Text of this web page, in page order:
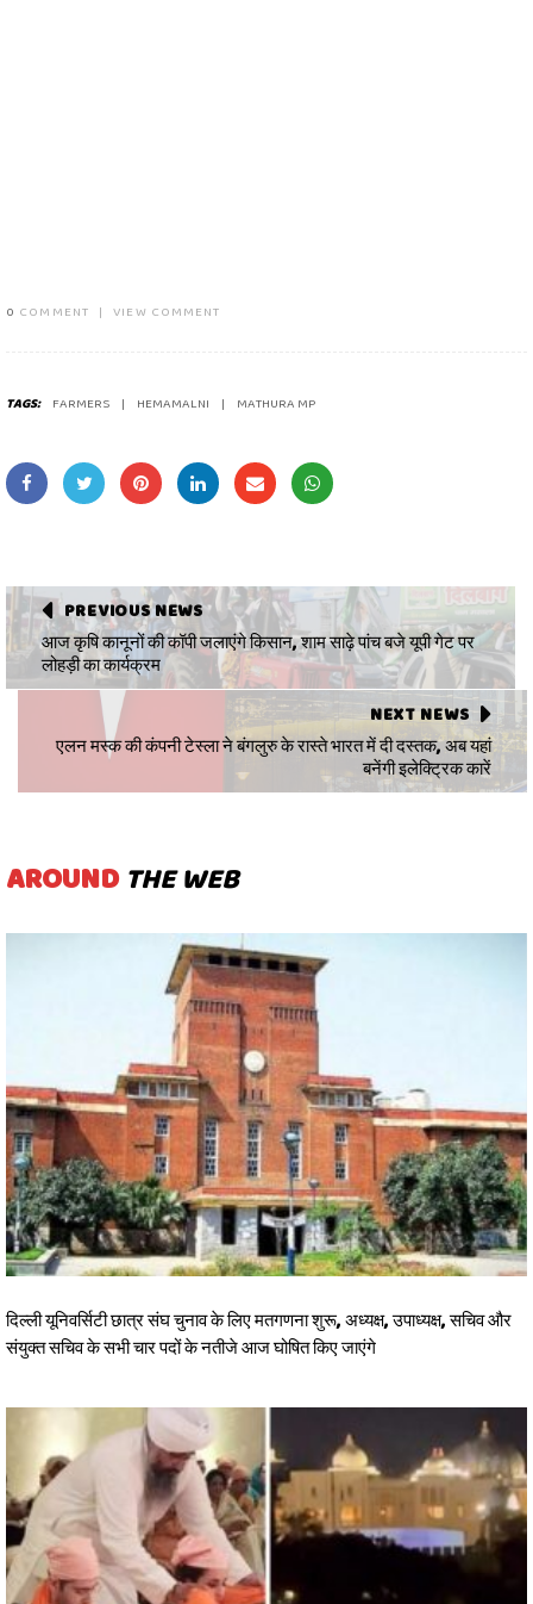
0 COMMENT | VIEW COMMENT
TAGS: FARMERS HEMAMALNI MATHURA MP
PREVIOUS NEWS
आज कृषि कानूनों की कॉपी जलाएंगे किसान, शाम साढ़े पांच बजे यूपी गेट पर
लोहड़ी का कार्यक्रम
NEXT NEWS
एलन मस्क की कंपनी टेस्ला ने बंगलुरु के रास्ते भारत में दी दस्तक, अब यहां
बनेंगी इलेक्ट्रिक कारें
AROUND THE WEB
दिल्ली यूनिवर्सिटी छात्र संघ चुनाव के लिए मतगणना शुरू, अध्यक्ष, उपाध्यक्ष, सचिव और
संयुक्त सचिव के सभी चार पदों के नतीजे आज घोषित किए जाएंगे